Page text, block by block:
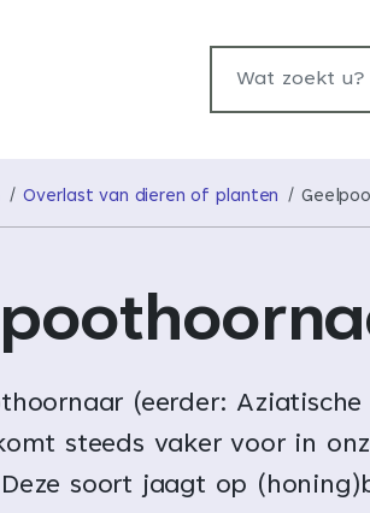
Wat zoekt u?
Overlast van dieren of planten
(eerder: Aziatische
steeds vaker voor in
soort jaagt op